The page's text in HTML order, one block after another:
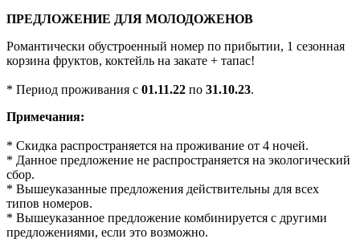
ПРЕДЛОЖЕНИЕ ДЛЯ МОЛОДОЖЕНОВ
Романтически обустроенный номер по прибытии, 1 сезонная
корзина фруктов, коктейль на закате + тапас!
* Период проживания с 01.11.22 по 31.10.23.
Примечания:
* Скидка распространяется на проживание от 4 ночей.
* Данное предложение не распространяется на экологический
сбор.
* Вышеуказанные предложения действительны для всех
типов номеров.
* Вышеуказанное предложение комбинируется с другими
предложениями, если это возможно.